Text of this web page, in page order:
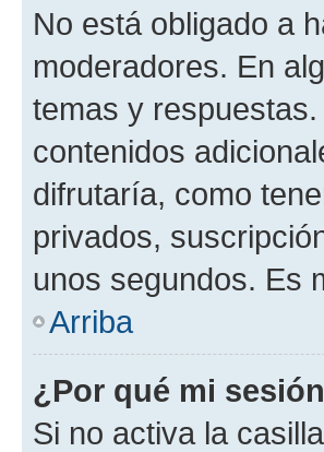
No está obligado a
moderadores. En
temas y
contenidos
difrutaría, como
privados,
unos segundos. Es
Arriba
¿Por qué mi
Si no activa la casilla